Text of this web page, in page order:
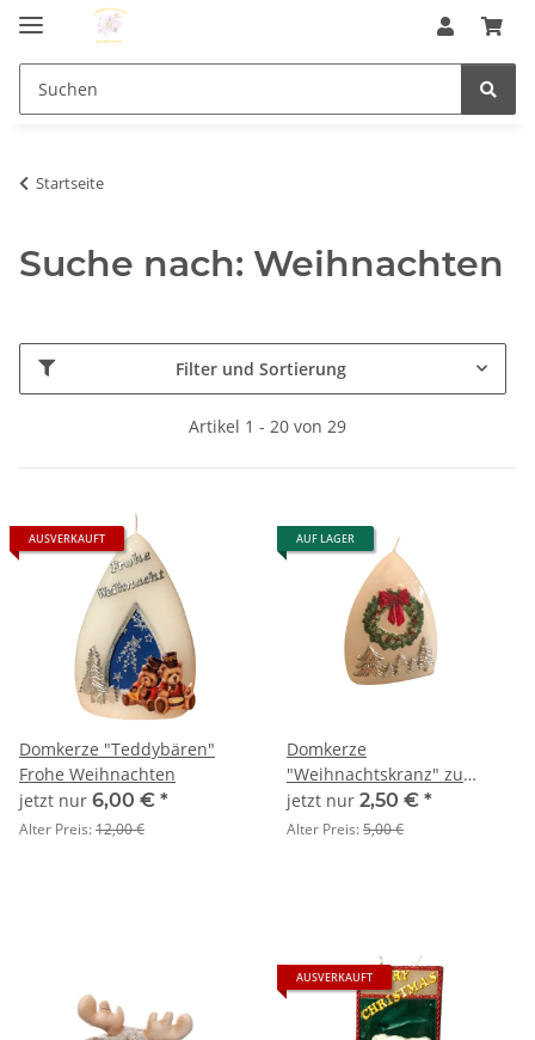
Startseite
Suche nach: Weihnachten
Filter und Sortierung
Artikel 1 - 20 von 29
AUSVERKAUFT
Domkerze "Teddybären"
Frohe Weihnachten
jetzt nur 6,00 € *
Alter Preis:12,00 €
AUF LAGER
Domkerze
"Weihnachtskranz" zu
Weihnachten
jetzt nur 2,50 € *
Alter Preis:5,00 €
AUSVERKAUFT